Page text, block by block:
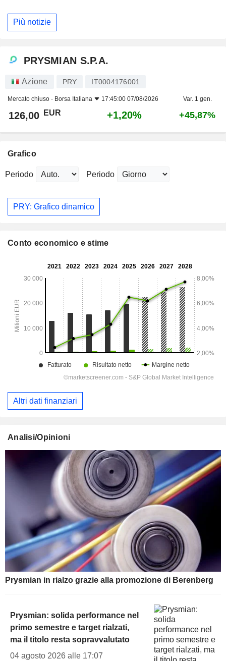
Più notizie
PRYSMIAN S.P.A.
Azione PRY IT0004176001
Mercato chiuso - Borsa Italiana 17:45:00 07/08/2026 Var. 1 gen.
126,00 EUR +1,20% +45,87%
Grafico
Periodo Periodo
PRY: Grafico dinamico
Conto economico e stime
Altri dati finanziari
Analisi/Opinioni
Prysmian in rialzo grazie alla promozione di Berenberg
Prysmian: solida performance nel
primo semestre e target rialzati,
ma il titolo resta sopravvalutato
04 agosto 2026 alle 17:07